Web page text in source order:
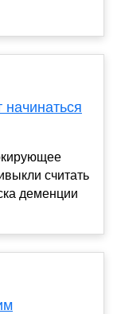
считать
деменции